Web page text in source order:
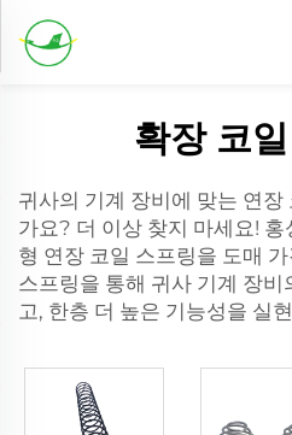
확장 코
귀사의 기계 장비에 맞는 연장
가요? 더 이상 찾지 마세요!
형 연장 코일 스프링을 도매
스프링을 통해 귀사 기계 장
고, 한층 더 높은 기능성을 실